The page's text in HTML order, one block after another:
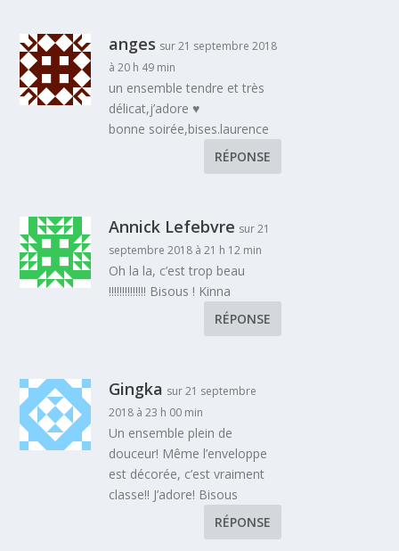
anges sur 21 septembre 2018
à 20 h 49 min
un ensemble tendre et très
délicat,j’adore ♥
bonne soirée,bises.laurence
RÉPONSE
Annick Lefebvre sur 21
septembre 2018 à 21 h 12 min
Oh la la, c’est trop beau
!!!!!!!!!!!!!! Bisous ! Kinna
RÉPONSE
Gingka sur 21 septembre
2018 à 23 h 00 min
Un ensemble plein de
douceur! Même l’enveloppe
est décorée, c’est vraiment
classe!! J’adore! Bisous
RÉPONSE